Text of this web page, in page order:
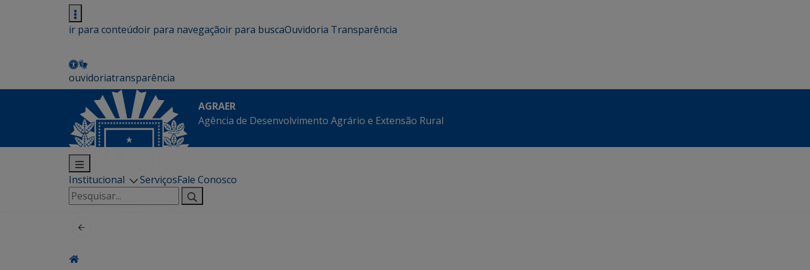
ir para conteúdoir para navegaçãoir para buscaOuvidoria Transparência
ouvidoriatransparência
AGRAER
Agência de Desenvolvimento Agrário e Extensão Rural
Institucional ServiçosFale Conosco
Pesquisar
por: